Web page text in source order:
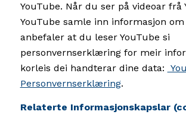
YouTube. Når du ser på videoar frå
YouTube samle inn informasjon om
anbefaler at du leser YouTube si
personvernserklæring for meir
korleis dei handterar dine data:
Personvernserklæring.
Relaterte Informasjonskapslar